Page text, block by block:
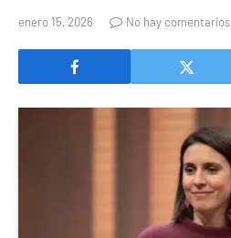
enero 15, 2026 No hay comentarios